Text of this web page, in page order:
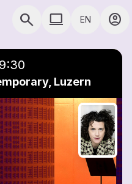
search COMPUTER USE
computer EN account_circle
Luzern
close